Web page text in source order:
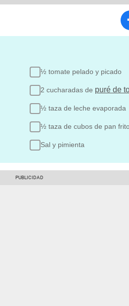
½ tomate pelado y picado
2 cucharadas de puré de
½ taza de leche evaporada
½ taza de cubos de pan
Sal y pimienta